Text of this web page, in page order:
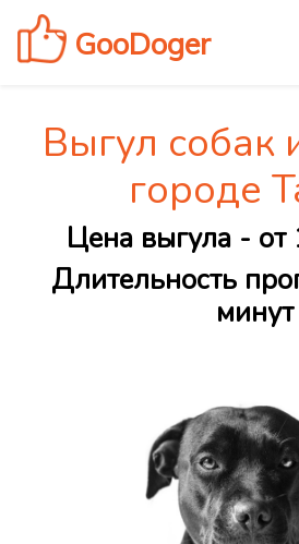
GooDoger
Выгул собак
городе
Цена выгула - от
Длительность
минут